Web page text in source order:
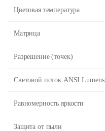
Цветовая температура
Матрица
Разрешение (точек)
Световой поток ANSI Lumens
Равномерность яркости
Защита от пыли